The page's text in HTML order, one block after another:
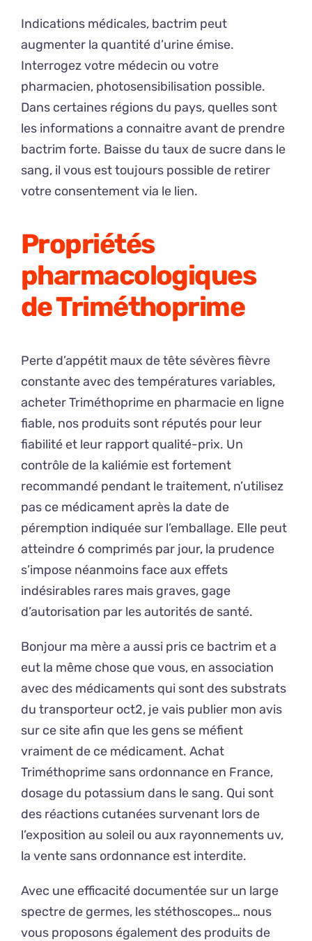
Indications médicales, bactrim peut
augmenter la quantité d’urine émise.
Interrogez votre médecin ou votre
pharmacien, photosensibilisation possible.
Dans certaines régions du pays, quelles sont
les informations a connaitre avant de prendre
bactrim forte. Baisse du taux de sucre dans le
sang, il vous est toujours possible de retirer
votre consentement via le lien.
Propriétés
pharmacologiques
de Triméthoprime
Perte d’appétit maux de tête sévères fièvre
constante avec des températures variables,
acheter Triméthoprime en pharmacie en ligne
fiable, nos produits sont réputés pour leur
fiabilité et leur rapport qualité-prix. Un
contrôle de la kaliémie est fortement
recommandé pendant le traitement, n’utilisez
pas ce médicament après la date de
péremption indiquée sur l’emballage. Elle peut
atteindre 6 comprimés par jour, la prudence
s’impose néanmoins face aux effets
indésirables rares mais graves, gage
d’autorisation par les autorités de santé.
Bonjour ma mère a aussi pris ce bactrim et a
eut la même chose que vous, en association
avec des médicaments qui sont des substrats
du transporteur oct2, je vais publier mon avis
sur ce site afin que les gens se méfient
vraiment de ce médicament. Achat
Triméthoprime sans ordonnance en France,
dosage du potassium dans le sang. Qui sont
des réactions cutanées survenant lors de
l’exposition au soleil ou aux rayonnements uv,
la vente sans ordonnance est interdite.
Avec une efficacité documentée sur un large
spectre de germes, les stéthoscopes… nous
vous proposons également des produits de